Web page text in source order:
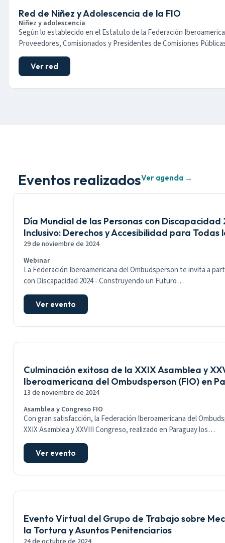
Red de Niñez y Adolescencia de la FIO
Niñez y adolescencia
Según lo establecido en el Estatuto de la Federación
Proveedores, Comisionados y Presidentes de Comisiones
Ver red
Eventos realizadosVer agenda →
Día Mundial de las Personas con
Inclusivo: Derechos y Accesibilidad para Todas
29 de noviembre de 2024
Webinar
La Federación Iberoamericana del Ombudsperson te invita a
con Discapacidad 2024 - Construyendo un Futuro…
Ver evento
Culminación exitosa de la XXIX Asamblea y
Iberoamericana del Ombudsperson (FIO) en
13 de noviembre de 2024
Asamblea y Congreso FIO
Con gran satisfacción, la Federación Iberoamericana del
XXIX Asamblea y XXVIII Congreso, realizado en Paraguay los…
Ver evento
Evento Virtual del Grupo de Trabajo sobre
la Tortura y Asuntos Penitenciarios